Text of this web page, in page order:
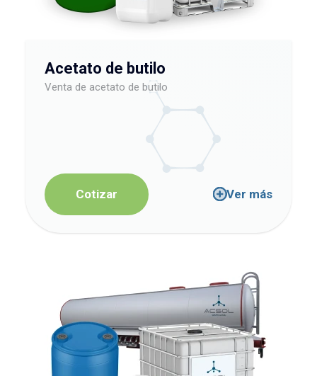
Acetato de butilo
Venta de acetato de butilo
Cotizar Ver más